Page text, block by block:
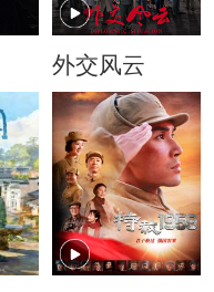
外交风云